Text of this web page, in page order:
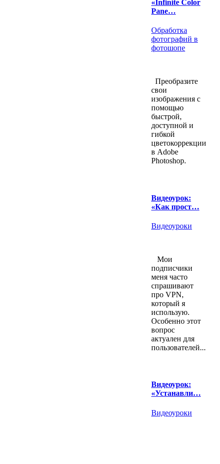
«Infinite Color
Pane…
Обработка
фотографий в
фотошопе
Преобразите
свои
изображения с
помощью
быстрой,
доступной и
гибкой
цветокоррекции
в Adobe
Photoshop.
Видеоурок:
«Как прост…
Видеоуроки
Мои
подписчики
меня часто
спрашивают
про VPN,
который я
использую.
Особенно этот
вопрос
актуален для
пользователей...
Видеоурок:
«Устанавли…
Видеоуроки